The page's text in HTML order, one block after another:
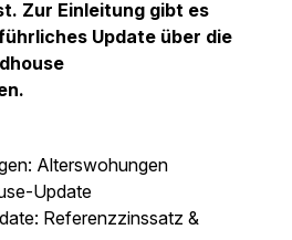
Zur Einleitung gibt es
Update über die
Alterswohungen
Update
Referenzzinssatz &